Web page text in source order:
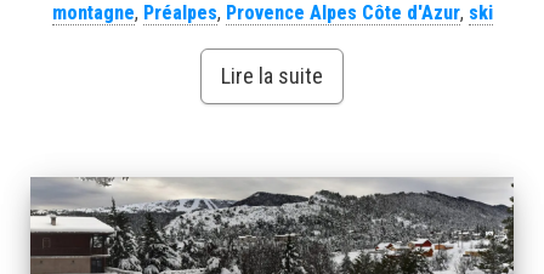
montagne, Préalpes, Provence Alpes Côte d'Azur, ski
Lire la suite